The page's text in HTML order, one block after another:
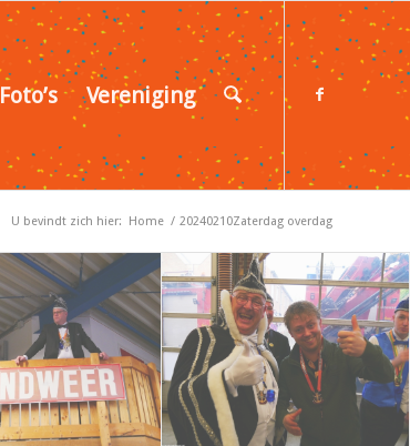
Foto’s Vereniging
U bevindt zich hier: Home / 20240210Zaterdag overdag